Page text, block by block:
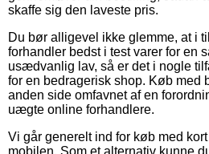
skaffe sig den laveste pris.
Du bør alligevel ikke glemme, at i
forhandler bedst i test varer for en
usædvanlig lav, så er det i nogle
for en bedragerisk shop. Køb med
anden side omfavnet af en
uægte online forhandlere.
Vi går generelt ind for køb med